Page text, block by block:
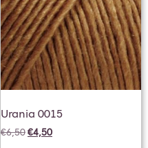
Urania 0015
€6,50€4,50